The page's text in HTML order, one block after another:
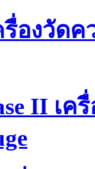
รื่องวัด
II เ